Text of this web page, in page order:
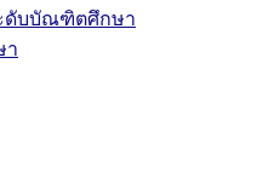
ดับบัณฑิตศึกษา
า